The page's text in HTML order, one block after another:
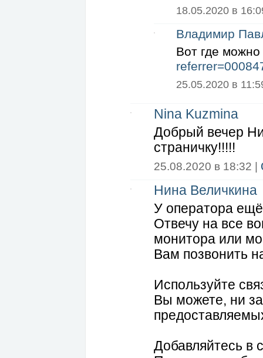
18.05.2020 в
Владимир
Вот где
25.05.2020 в
Nina Kuzmina
Добрый вечер
страничку!!!!!
25.08.2020 в 18:32 |
Нина Величкина
У оператора
Отвечу на все
монитора или
Вам позвонить
Используйте
Вы можете, ни
Добавляйтесь в